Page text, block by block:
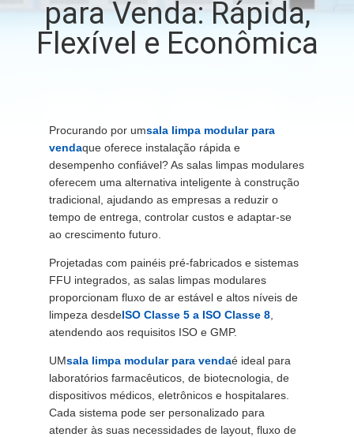
FÁBRICA
CONTROLE
CONTACTE-
NOTÍCIAS
CASOS
SOLICITE UM
ORÇAMENTO
SITEMAP
para Venda: Rápida,
Flexível e Econômica
Procurando por umsala limpa modular para
vendaque oferece instalação rápida e
desempenho confiável? As salas limpas modulares
oferecem uma alternativa inteligente à construção
tradicional, ajudando as empresas a reduzir o
tempo de entrega, controlar custos e adaptar-se
ao crescimento futuro.
Projetadas com painéis pré-fabricados e sistemas
FFU integrados, as salas limpas modulares
proporcionam fluxo de ar estável e altos níveis de
limpeza desdeISO Classe 5 a ISO Classe 8,
atendendo aos requisitos ISO e GMP.
UMsala limpa modular para vendaé ideal para
laboratórios farmacêuticos, de biotecnologia, de
dispositivos médicos, eletrônicos e hospitalares.
Cada sistema pode ser personalizado para
atender às suas necessidades de layout, fluxo de